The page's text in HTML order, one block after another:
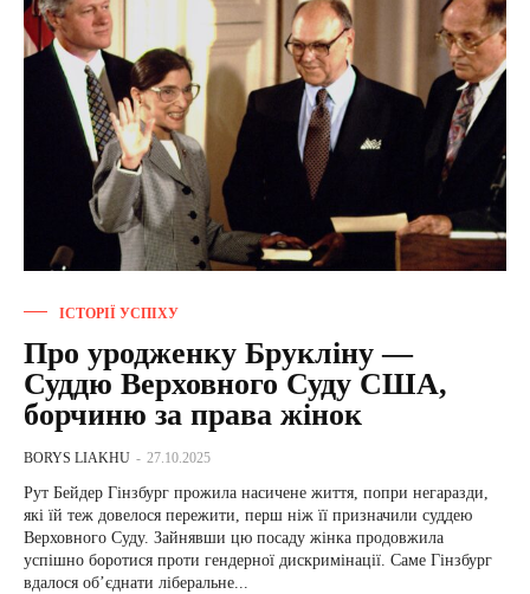
ІСТОРІЇ УСПІХУ
Про уродженку Брукліну —
Суддю Верховного Суду США,
борчиню за права жінок
BORYS LIAKHU - 27.10.2025
Рут Бейдер Гінзбург прожила насичене життя, попри негаразди,
які їй теж довелося пережити, перш ніж її призначили суддею
Верховного Суду. Зайнявши цю посаду жінка продовжила
успішно боротися проти гендерної дискримінації. Саме Гінзбург
вдалося об’єднати ліберальне...